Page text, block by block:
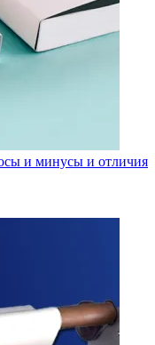
и минусы и отличия